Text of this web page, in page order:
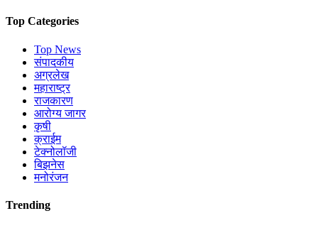
Top Categories
Top News
संपादकीय
अग्रलेख
महाराष्ट्र
राजकारण
आरोग्य जागर
कृषी
क्राईम
टेक्नोलॉजी
बिझनेस
मनोरंजन
Trending